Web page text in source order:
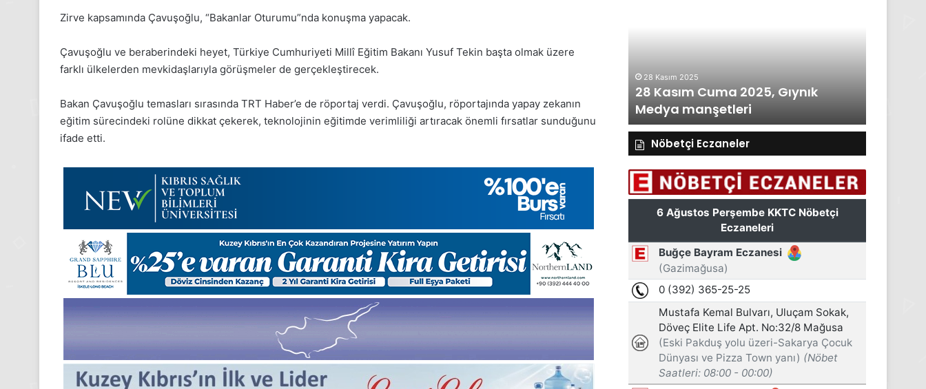
Zirve kapsamında Çavuşoğlu, “Bakanlar Oturumu”nda konuşma yapacak.
Çavuşoğlu ve beraberindeki heyet, Türkiye Cumhuriyeti Millî Eğitim Bakanı Yusuf Tekin başta olmak üzere
farklı ülkelerden mevkidaşlarıyla görüşmeler de gerçekleştirecek.
Bakan Çavuşoğlu temasları sırasında TRT Haber’e de röportaj verdi. Çavuşoğlu, röportajında yapay zekanın
eğitim sürecindeki rolüne dikkat çekerek, teknolojinin eğitimde verimliliği artıracak önemli fırsatlar sunduğunu
ifade etti.
2025,
Medya
manşetleri
24 Kasım 2025
Medya manşetleri
2025,
Medya
Medya manşetleri
28 Kasım 2025
28 Kasım Cuma 2025, Gıynık
Medya manşetleri
Nöbetçi Eczaneler